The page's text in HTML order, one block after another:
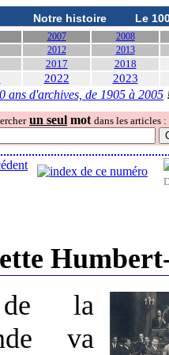
Notre histoire Le
2007
2008
2012 2013
2017 2018
2022 2023
ans d'archives, de 1905 à 2005
un seul mot dans les articles :
de la
va